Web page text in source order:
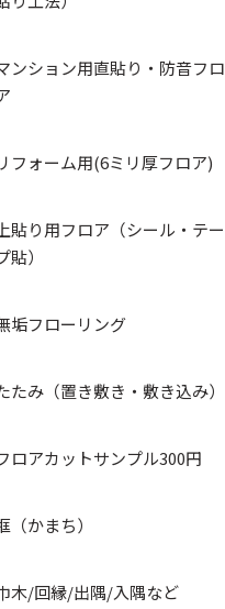
ンション用直貼り・防音フロ
フォーム用(6ミリ厚フロア)
上貼り用フロア（シール・テー
貼）
垢フローリング
たみ（置き敷き・敷き込み）
ロアカットサンプル300円
（かまち）
木/回縁/出隅/入隅など